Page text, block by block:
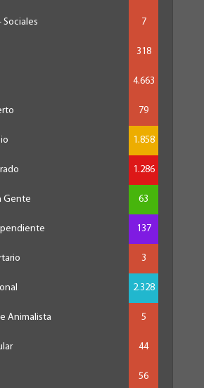
Sociales 7
318
4.663
79
1.858
1.286
Gente 63
137
3
2.328
Animalista 5
44
56